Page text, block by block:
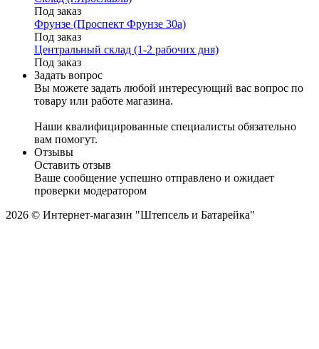
Под заказ
Фрунзе (Проспект Фрунзе 30а)
Под заказ
Центральный склад (1-2 рабочих дня)
Под заказ
Задать вопрос
Вы можете задать любой интересующий вас вопрос по
товару или работе магазина.
Наши квалифицированные специалисты обязательно
вам помогут.
Отзывы
Оставить отзыв
Ваше сообщение успешно отправлено и ожидает
проверки модератором
2026 © Интернет-магазин "Штепсель и Батарейка"